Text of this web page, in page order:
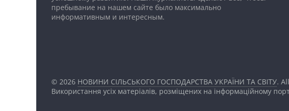
пребывание на нашем сайте было максимально
информативным и интересным.
© 2026 НОВИНИ СІЛЬСЬКОГО ГОСПОДАРСТВА УКРАЇНИ ТА СВІТУ.
Використання усіх матеріалів, розміщених на інформаційному